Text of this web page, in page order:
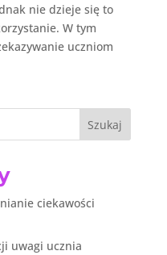
nie dzieje się to
W tym
uczniom
Szukaj
ciekawości
uwagi ucznia